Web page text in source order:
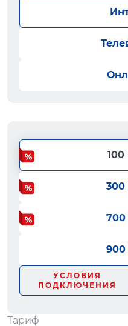
300
700
900
УСЛОВИЯ
ПОДКЛЮЧЕНИЯ
Тариф